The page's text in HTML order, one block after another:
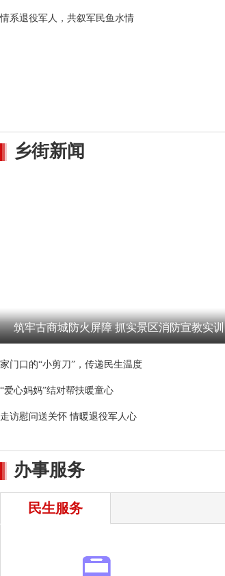
情系退役军人，共叙军民鱼水情
乡街新闻
筑牢古商城防火屏障 抓实景区消防宣教实训
家门口的“小剪刀”，传递民生温度
“爱心妈妈”结对帮扶暖童心
走访慰问送关怀 情暖退役军人心
办事服务
民生服务